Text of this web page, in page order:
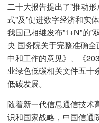
二十大报告提出了”推动
式”及”促进数字经济和实
我国已相继发布”1+N”的”
央 国务院关于完整准确
中和工作的意见》、《
业绿色低碳相关文件五十
低碳发展。
随着新一代信息通信技术
识和国家战略，中国信通